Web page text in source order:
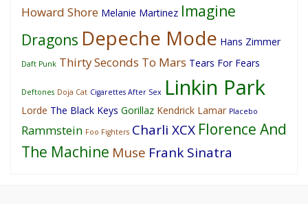
Howard Shore Melanie Martinez Imagine
Dragons Depeche Mode Hans Zimmer
Daft Punk Thirty Seconds To Mars Tears For Fears
Deftones Doja Cat Cigarettes After Sex Linkin Park
Lorde The Black Keys Gorillaz Kendrick Lamar Placebo
Rammstein Foo Fighters Charli XCX Florence And
The Machine Muse Frank Sinatra